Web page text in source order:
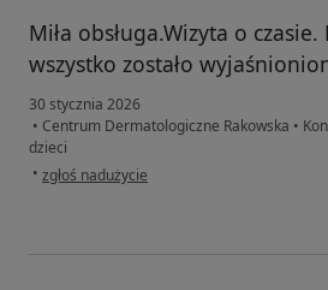
Miła obsługa.Wizyta o
wszystko zostało
30 stycznia 2026
• Centrum Dermatologiczne Rakowska •
dzieci
• w opinii użytkownika Sylwia
zgłoś nadużycie